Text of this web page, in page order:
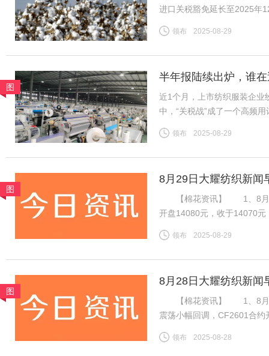
进口关税豁免延长至2025
今年最后三个月。 这一
领布 2025-08-29
图
半年报陆续出炉，谁
近1个月，上市纺织服装企业
中，“关税战”成了一个高频
关税战到底影响几何？谁在
领布 2025-08-29
图
8月29日大耀纺织新闻
【棉花资讯】 1、8月28
开盘14080元，收于14070
期国内供应偏紧预期仍在，
领布 2025-08-29
图
8月28日大耀纺织新闻
【棉花资讯】 1、8月27
震荡小幅回调，CF2601合
下游棉纱市场交投一般，棉
领布 2025-08-28